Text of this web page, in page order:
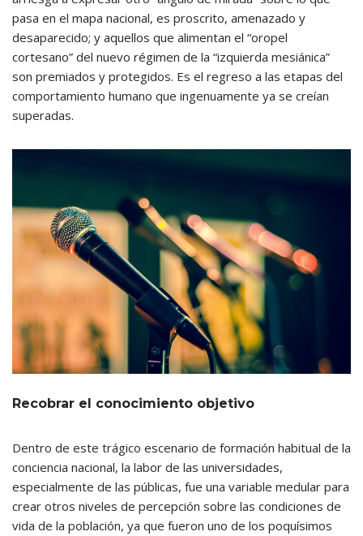
pasa en el mapa nacional, es proscrito, amenazado y
desaparecido; y aquellos que alimentan el “oropel
cortesano” del nuevo régimen de la “izquierda mesiánica”
son premiados y protegidos. Es el regreso a las etapas del
comportamiento humano que ingenuamente ya se creían
superadas.
Recobrar el conocimiento objetivo
Dentro de este trágico escenario de formación habitual de la
conciencia nacional, la labor de las universidades,
especialmente de las públicas, fue una variable medular para
crear otros niveles de percepción sobre las condiciones de
vida de la población, ya que fueron uno de los poquísimos